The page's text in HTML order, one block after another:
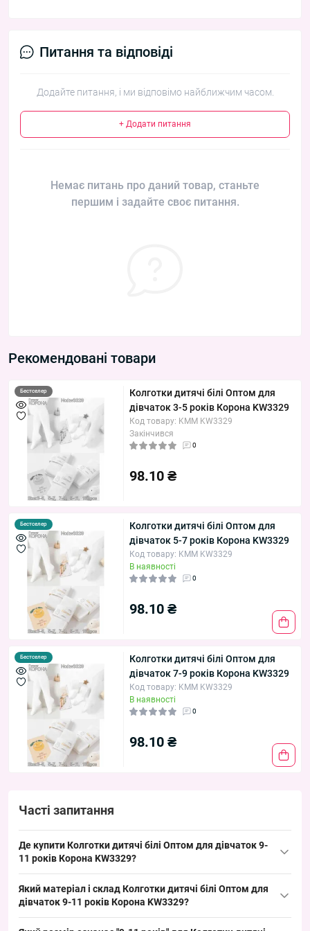
Питання та відповіді
Додайте питання, і ми відповімо найближчим часом.
+ Додати питання
Немає питань про даний товар, станьте
першим і задайте своє питання.
Рекомендовані товари
Бестселер
Колготки дитячі білі Оптом для
дівчаток 3-5 років Корона KW3329
Код товару: KMM KW3329
Закінчився
0
98.10 ₴
Бестселер
Колготки дитячі білі Оптом для
дівчаток 5-7 років Корона KW3329
Код товару: KMM KW3329
В наявності
0
98.10 ₴
Бестселер
Колготки дитячі білі Оптом для
дівчаток 7-9 років Корона KW3329
Код товару: KMM KW3329
В наявності
0
98.10 ₴
Часті запитання
Де купити Колготки дитячі білі Оптом для дівчаток 9-
11 років Корона KW3329?
Корона
KW3329 можна оптом з Одеса 7КМ; ходовий весняно-
закриває базовий попит торгових точок.
Який матеріал і склад Колготки дитячі білі Оптом для
дівчаток 9-11 років Корона KW3329?